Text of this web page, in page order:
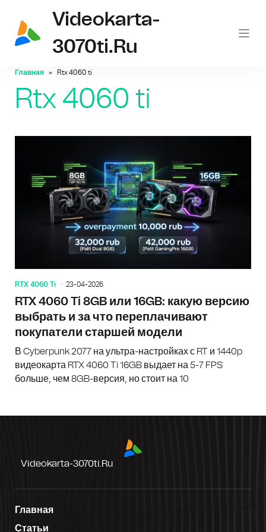
Videokarta-
3070ti.ru
Главная Rtx 4060 ti
Rtx 4060 ti
RTX 4060 Ti 23-04-2026
RTX 4060 Ti 8GB или 16GB: какую версию
выбрать и за что переплачивают
покупатели старшей модели
В Cyberpunk 2077 на ультра-настройках с RT и 1440p
видеокарта RTX 4060 Ti 16GB выдает на 5-7 FPS
больше, чем 8GB-версия, но стоит на 10
Videokarta-3070ti.ru
Главная
Статьи